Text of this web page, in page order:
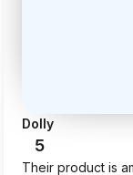
Dolly
5
Their product is